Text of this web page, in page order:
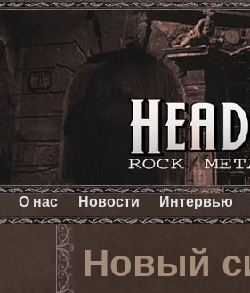
О нас Новости Интервью
Новый